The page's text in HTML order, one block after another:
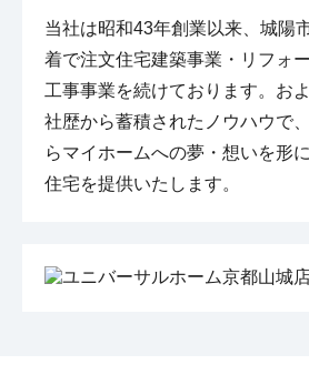
当社は昭和43年創業以来、城陽
着で注文住宅建築事業・リフォ
工事事業を続けております。お
社歴から蓄積されたノウハウで
らマイホームへの夢・想いを形
住宅を提供いたします。